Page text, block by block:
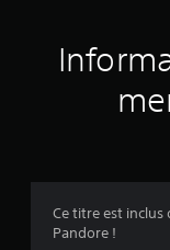
Ce titre est inclus
Pandore !